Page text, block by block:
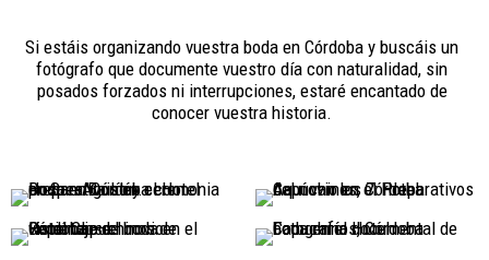
Si estáis organizando vuestra boda en Córdoba y buscáis un
fotógrafo que documente vuestro día con naturalidad, sin
posados forzados ni interrupciones, estaré encantado de
conocer vuestra historia.